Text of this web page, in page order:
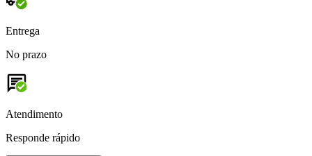
Entrega
No prazo
Atendimento
Responde rápido